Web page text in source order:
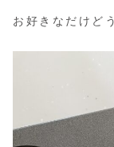
お好きなだけど